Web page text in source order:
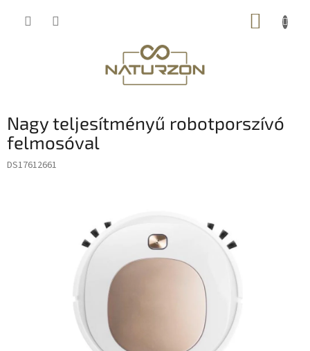
KOSÁR
Nagy teljesítményű robotporszívó
felmosóval
DS17612661